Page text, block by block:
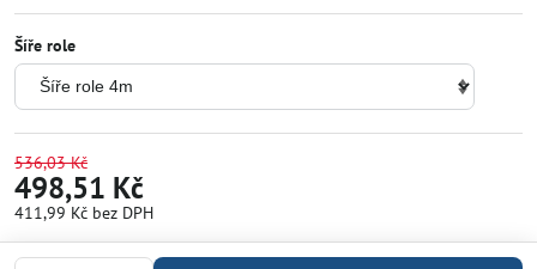
Šíře role
536,03 Kč
498,51 Kč
411,99 Kč bez DPH